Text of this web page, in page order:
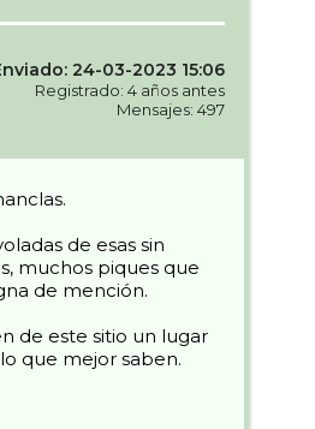
24-03-2023 15:06
Registrado: 4 años antes
Mensajes: 497
de esas sin
muchos piques que
de mención.
de este sitio un lugar
que mejor saben.